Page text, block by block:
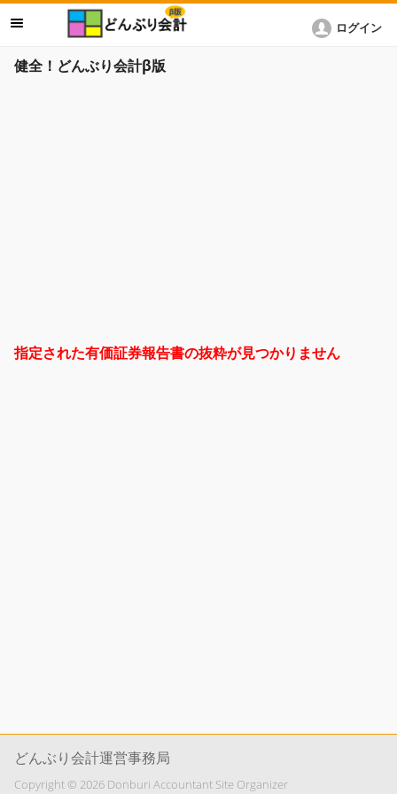
健全！どんぶり会計β版
ログイン
指定された有価証券報告書の抜粋が見つかりません
どんぶり会計運営事務局
Copyright © 2026 Donburi Accountant Site Organizer